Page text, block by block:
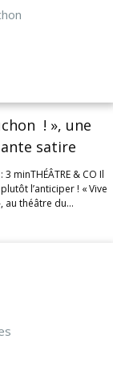
! », une
satire
minTHÉÂTRE & CO Il
l’anticiper ! « Vive
au théâtre du…